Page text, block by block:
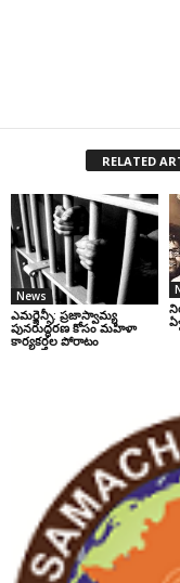
RELATED
News
ఎమర్జెన్సీ: ప్రజాస్వామ్య
పునరుద్ధరణ కోసం మహిళా
కార్యకర్తల పోరాటం